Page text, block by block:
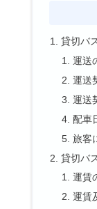
貸切バ
運送
運送
運送
配車
旅客
貸切バ
運賃
運賃